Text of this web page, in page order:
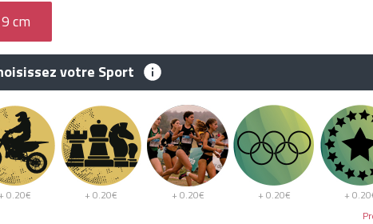
cm
votre Sport
+ 0.20€ + 0.20€ + 0.20€ + 0.20€ +